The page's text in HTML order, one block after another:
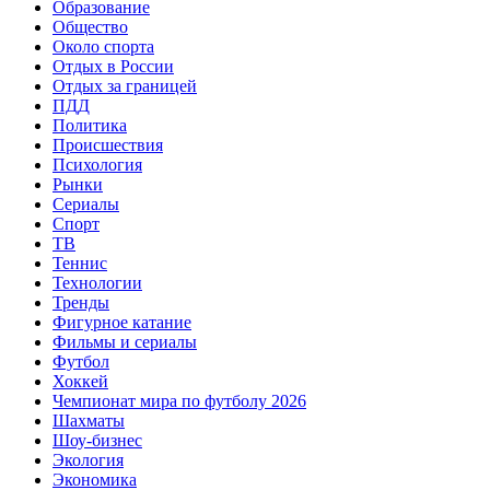
Образование
Общество
Около спорта
Отдых в России
Отдых за границей
ПДД
Политика
Происшествия
Психология
Рынки
Сериалы
Спорт
ТВ
Теннис
Технологии
Тренды
Фигурное катание
Фильмы и сериалы
Футбол
Хоккей
Чемпионат мира по футболу 2026
Шахматы
Шоу-бизнес
Экология
Экономика